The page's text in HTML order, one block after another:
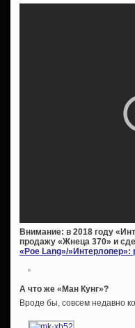
Внимание: в 2018 году
продажу «Жнеца 370» и
«Poe Lang»/»Интерлопер»:
А что же «Ман Кунг»?
Вроде бы, совсем недавно